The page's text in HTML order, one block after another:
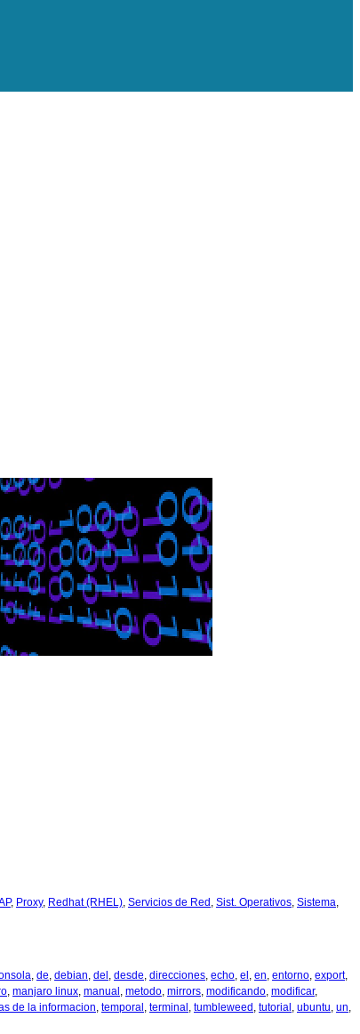
, Proxy, Redhat (RHEL), Servicios de Red , Sist. Operativos, Sistema,
, de, debian, del , desde, direcciones, echo, el , en, entorno, export,
, manjaro linux, manual , metodo, mirrors, modificando, modificar,
de la informacion, temporal , terminal , tumbleweed , tutorial , ubuntu, un,